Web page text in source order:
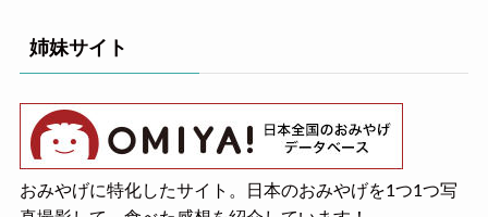
姉妹サイト
おみやげに特化したサイト。日本のおみやげを1つ1つ写